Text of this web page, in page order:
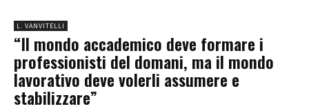
L. VANVITELLI
“Il mondo accademico deve formare i
professionisti del domani, ma il mondo
lavorativo deve volerli assumere e
stabilizzare”